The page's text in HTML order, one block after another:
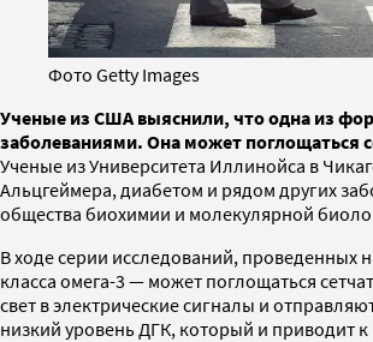
Фото Getty Images
Ученые из США выяснили, что одна из
заболеваниями. Она может поглощаться
Ученые из Университета Иллинойса в
Альцгеймера, диабетом и рядом других
общества биохимии и молекулярной
В ходе серии исследований,
класса омега-3 — может поглощаться
свет в электрические сигналы и
низкий уровень ДГК, который и приводит к